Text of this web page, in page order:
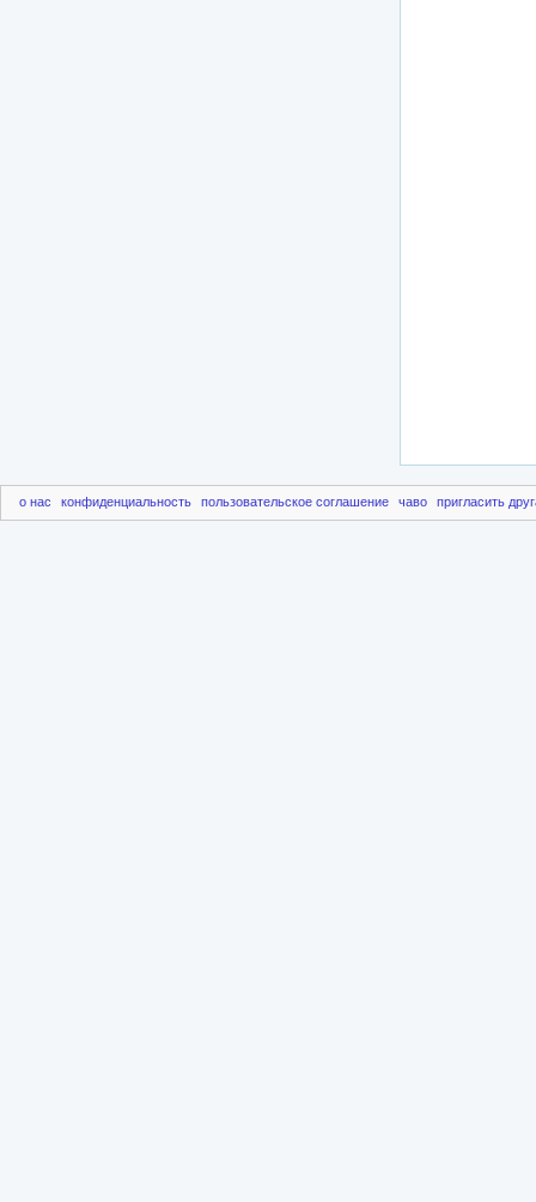
о нас конфиденциальность пользовательское соглашение чаво пригласить